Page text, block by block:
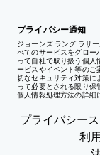
プライバシー通知
ジョーンズ ラング ラサ
べてのサービスをグロー
って自社で取り扱う個
ービスやイベント等のご
切なセキュリティ対策に
って必要とされる限り保
個人情報処理方法の詳細
プライバシー
利